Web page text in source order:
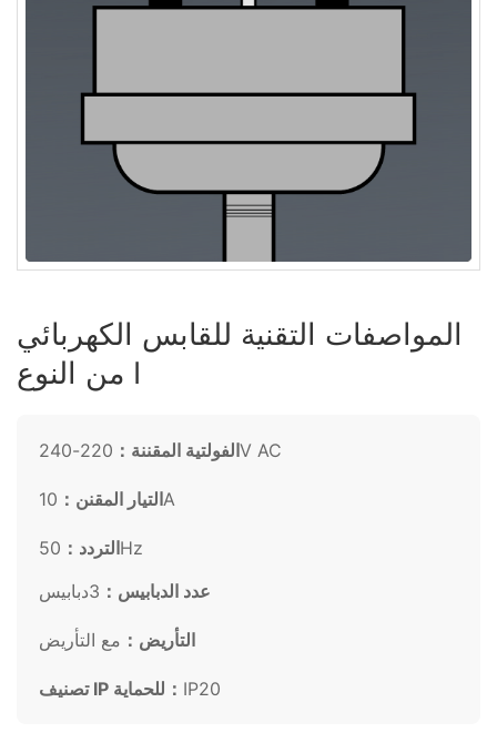
المواصفات التقنية للقابس الكهربائي
من النوع I
الفولتية المقننة：220-240V AC
التيار المقنن：10A
التردد：50Hz
عدد الدبابيس： 3دبابيس
التأريض： مع التأريض
تصنيف IP للحماية： IP20